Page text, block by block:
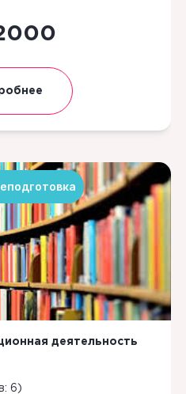
деятельность
6 )